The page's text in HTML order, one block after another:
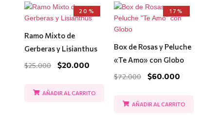
20%
Ramo Mixto de
Gerberas y Lisianthus
$25.000
El
precio
era:
$25.000.
$20.000
El
precio
$20.000.
AÑADIR AL CARRITO
17%
Box de Rosas y Peluche
«Te Amo» con Globo
$72.000
El
precio
$72.000.
$60.000
El
precio
$60.000.
AÑADIR AL CARRITO